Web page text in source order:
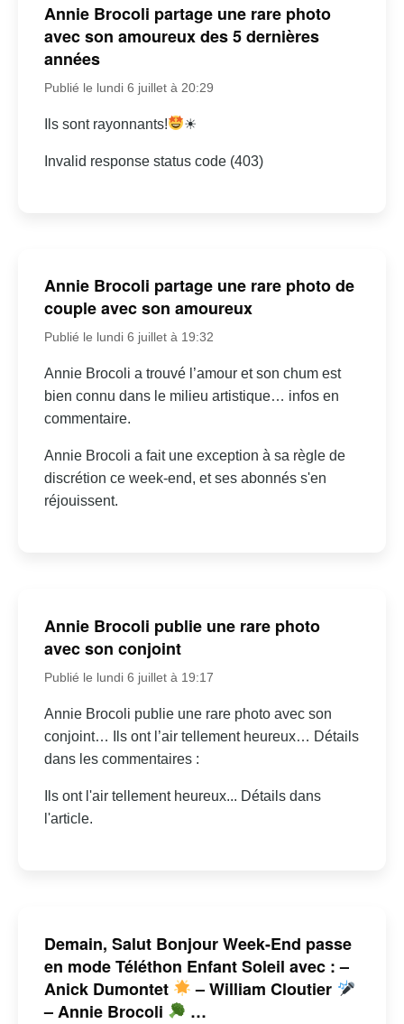
Annie Brocoli partage une rare photo
avec son amoureux des 5 dernières
années
Publié le lundi 6 juillet à 20:29
Ils sont rayonnants! ☀
Invalid response status code (403)
Annie Brocoli partage une rare photo de
couple avec son amoureux
Publié le lundi 6 juillet à 19:32
Annie Brocoli a trouvé l’amour et son chum est
bien connu dans le milieu artistique… infos en
commentaire.
Annie Brocoli a fait une exception à sa règle de
discrétion ce week-end, et ses abonnés s'en
réjouissent.
Annie Brocoli publie une rare photo
avec son conjoint
Publié le lundi 6 juillet à 19:17
Annie Brocoli publie une rare photo avec son
conjoint… Ils ont l’air tellement heureux… Détails
dans les commentaires :
Ils ont l'air tellement heureux... Détails dans
l'article.
Demain, Salut Bonjour Week-End passe
en mode Téléthon Enfant Soleil avec : –
Anick Dumontet
– William Cloutier
– Annie Brocoli
…